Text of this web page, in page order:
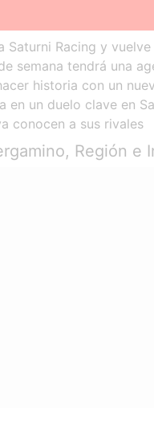
Saturni Racing y
semana tendrá una
historia con un
en un duelo clave en
conocen a sus rivales